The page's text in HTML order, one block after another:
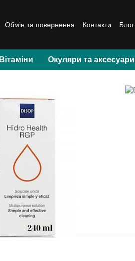
Обмін та повернення Контакти Блог
Вітаміни Окуляри та аксесуари